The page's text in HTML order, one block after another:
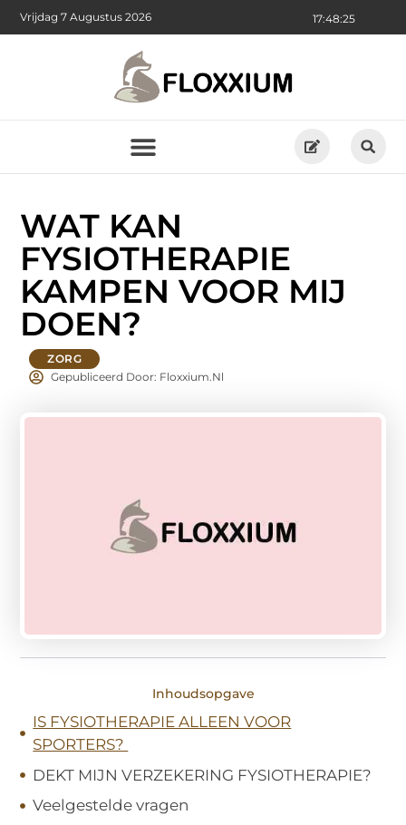
17:48:26
Vrijdag 7 Augustus 2026
WAT KAN
FYSIOTHERAPIE
KAMPEN VOOR MIJ
DOEN?
ZORG
Gepubliceerd Door: Floxxium.nl
Inhoudsopgave
IS FYSIOTHERAPIE ALLEEN VOOR
SPORTERS?
DEKT MIJN VERZEKERING FYSIOTHERAPIE?
Veelgestelde vragen